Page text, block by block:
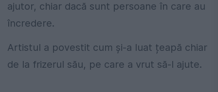
ajutor, chiar dacă sunt persoane în care au
încredere.
Artistul a povestit cum și-a luat țeapă chiar
de la frizerul său, pe care a vrut să-l ajute.